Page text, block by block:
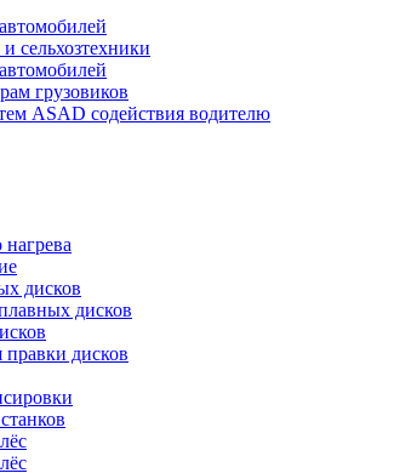
сельхозтехники
грузовиков
ASAD содействия водителю
дисков
дисков
правки дисков